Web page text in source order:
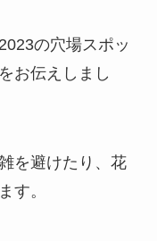
の穴場スポッ
お伝えしまし
を避けたり、花
す。